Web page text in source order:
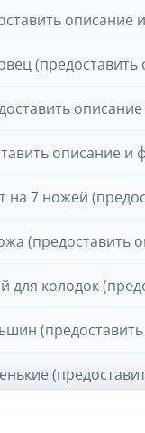
описание
(предоставить
описание и
на 7 ножей
(предоставить
для колодок